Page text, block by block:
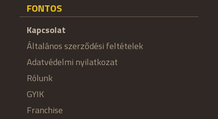
FONTOS
Kapcsolat
Általános szerződési feltételek
Adatvédelmi nyilatkozat
Rólunk
GYIK
Franchise